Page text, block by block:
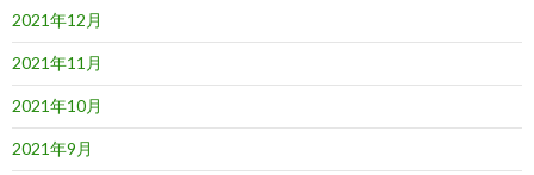
2021年12月
2021年11月
2021年10月
2021年9月